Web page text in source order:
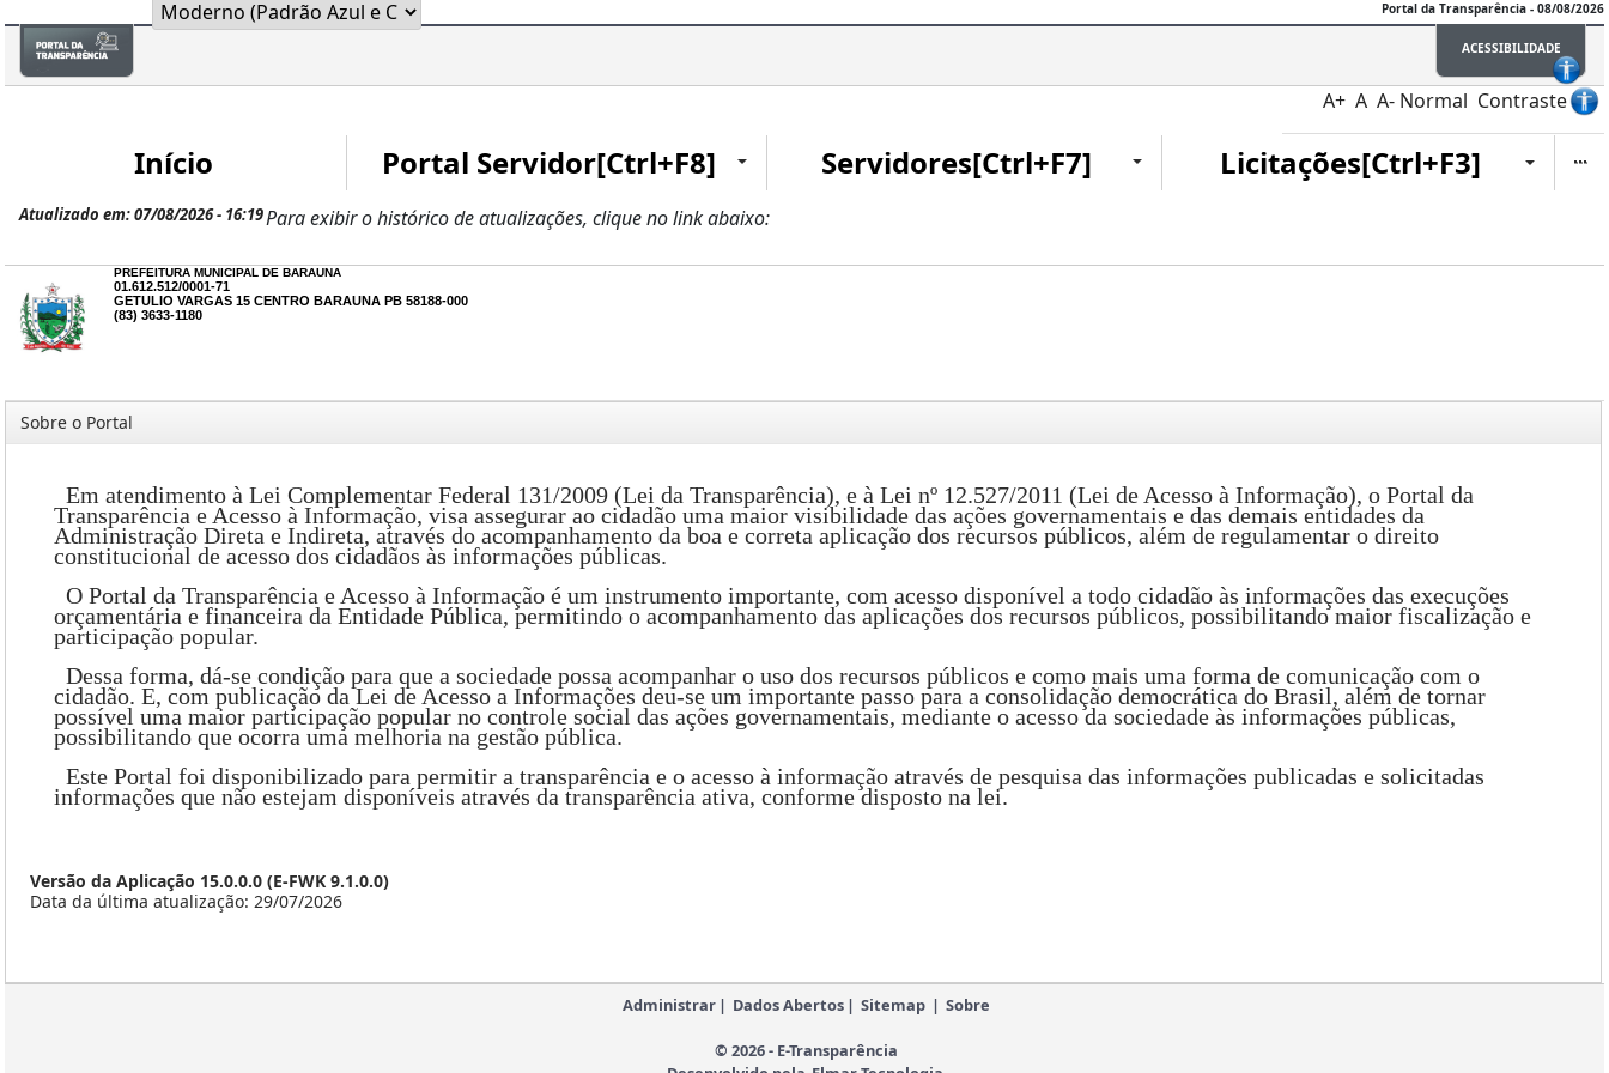
Portal da Transparência - 08/08/2026
ACESSIBILIDADE
A+ A A- Normal Contraste
Início Portal Servidor[Ctrl+F8] Servidores[Ctrl+F7] Licitações[Ctrl+F3]
Para exibir o histórico de atualizações, clique no link abaixo:
Atualizado em: 07/08/2026 - 16:19
PREFEITURA MUNICIPAL DE BARAUNA
01.612.512/0001-71
GETULIO VARGAS 15 CENTRO BARAUNA PB 58188-000
(83) 3633-1180
Sobre o Portal
Em atendimento à Lei Complementar Federal 131/2009 (Lei da Transparência), e à Lei nº 12.527/2011 (Lei de Acesso à Informação), o Portal da
Transparência e Acesso à Informação, visa assegurar ao cidadão uma maior visibilidade das ações governamentais e das demais entidades da
Administração Direta e Indireta, através do acompanhamento da boa e correta aplicação dos recursos públicos, além de regulamentar o direito
constitucional de acesso dos cidadãos às informações públicas.
O Portal da Transparência e Acesso à Informação é um instrumento importante, com acesso disponível a todo cidadão às informações das execuções
orçamentária e financeira da Entidade Pública, permitindo o acompanhamento das aplicações dos recursos públicos, possibilitando maior fiscalização e
participação popular.
Dessa forma, dá-se condição para que a sociedade possa acompanhar o uso dos recursos públicos e como mais uma forma de comunicação com o
cidadão. E, com publicação da Lei de Acesso a Informações deu-se um importante passo para a consolidação democrática do Brasil, além de tornar
possível uma maior participação popular no controle social das ações governamentais, mediante o acesso da sociedade às informações públicas,
possibilitando que ocorra uma melhoria na gestão pública.
Este Portal foi disponibilizado para permitir a transparência e o acesso à informação através de pesquisa das informações publicadas e solicitadas
informações que não estejam disponíveis através da transparência ativa, conforme disposto na lei.
Versão da Aplicação 15.0.0.0 (E-FWK 9.1.0.0)
Data da última atualização: 29/07/2026
Administrar | Dados Abertos | Sitemap | Sobre
© 2026 - E-Transparência